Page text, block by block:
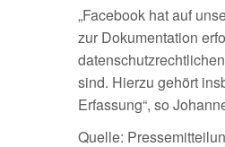
„Facebook hat auf
zur Dokumentation
sind. Hierzu gehört
Erfassung“, so
Quelle: